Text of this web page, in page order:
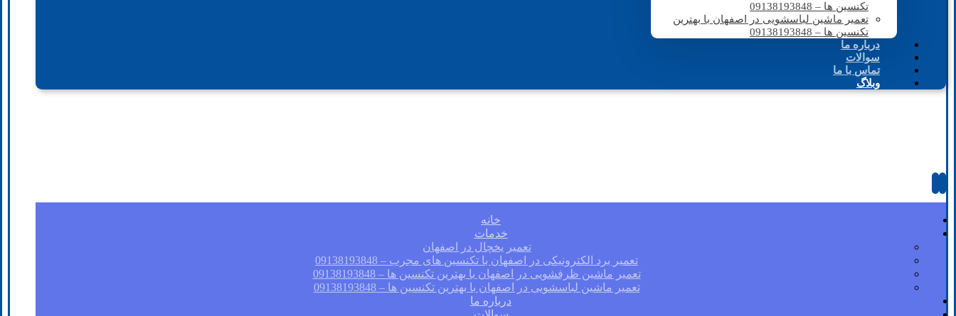
تکنسین ها – 09138193848
تعمیر ماشین لباسشویی در اصفهان با بهترین
تکنسین ها – 09138193848
درباره ما
سوالات
تماس با ما
وبلاگ
خانه
خدمات
تعمیر یخچال در اصفهان
تعمیر برد الکترونیکی در اصفهان با تکنسین های مجرب – 09138193848
تعمیر ماشین ظرفشویی در اصفهان با بهترین تکنسین ها – 09138193848
تعمیر ماشین لباسشویی در اصفهان با بهترین تکنسین ها – 09138193848
درباره ما